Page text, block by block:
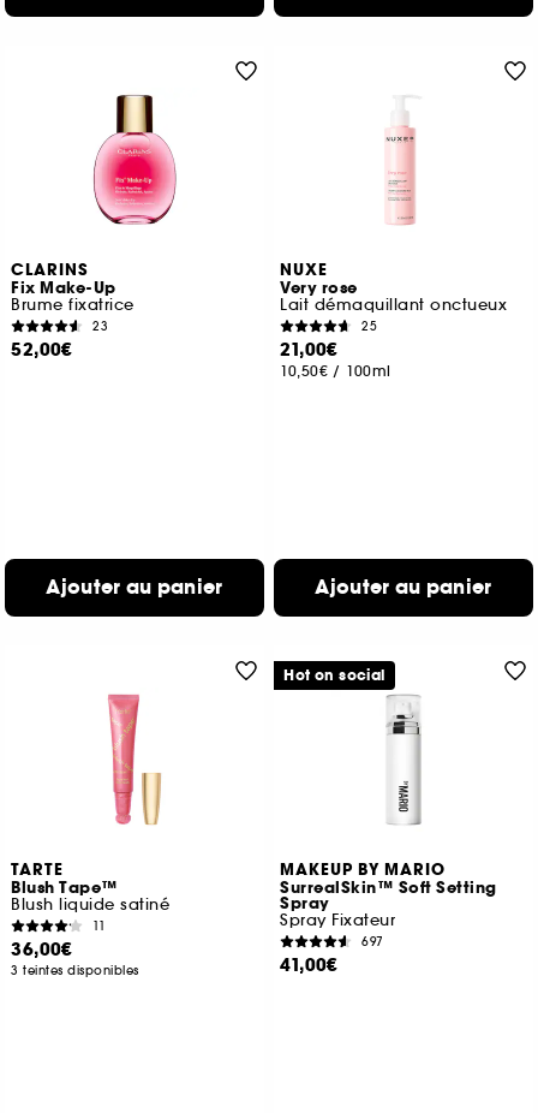
CLARINS
Fix Make-Up
Brume fixatrice
23
52,00€
Ajouter au panier
NUXE
Very rose
Lait démaquillant onctueux
25
21,00€
10,50€ / 100ml
Ajouter au panier
TARTE
Blush Tape™
Blush liquide satiné
11
36,00€
3 teintes disponibles
MAKEUP BY MARIO
SurrealSkin™ Soft Setting
Spray
Spray Fixateur
697
41,00€
Hot on social